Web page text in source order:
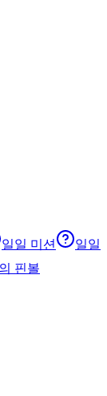
일일 미션
일일
핀볼